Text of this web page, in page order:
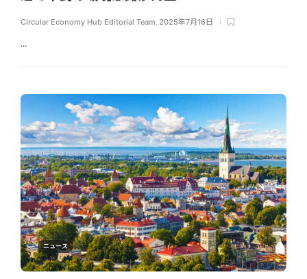
Circular Economy Hub Editorial Team, 2025年7月16日
...
ニュース